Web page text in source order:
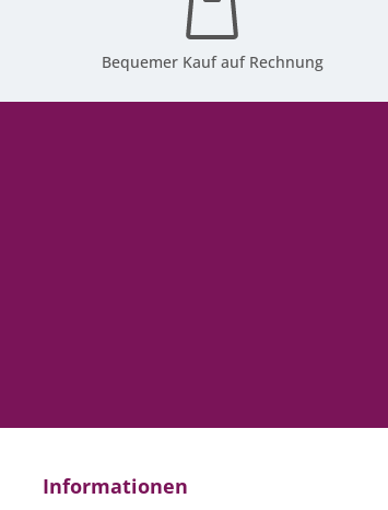
Bequemer Kauf auf Rechnung
Informationen